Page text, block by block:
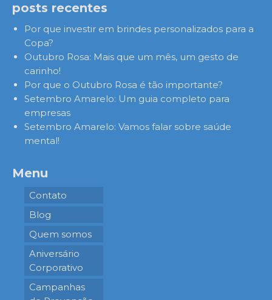
posts recentes
Por que investir em brindes personalizados para a
Copa?
Outubro Rosa: Mais que um mês, um gesto de
carinho!
Por que o Outubro Rosa é tão importante?
Setembro Amarelo: Um guia completo para
empresas
Setembro Amarelo: Vamos falar sobre saúde
mental!
Menu
Contato
Blog
Quem somos
Aniversário
Corporativo
Campanhas